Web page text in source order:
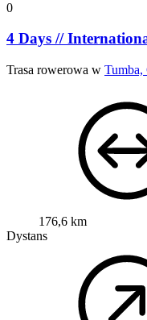
0
4 Days //
Trasa rowerowa w
176,6 km
Dystans